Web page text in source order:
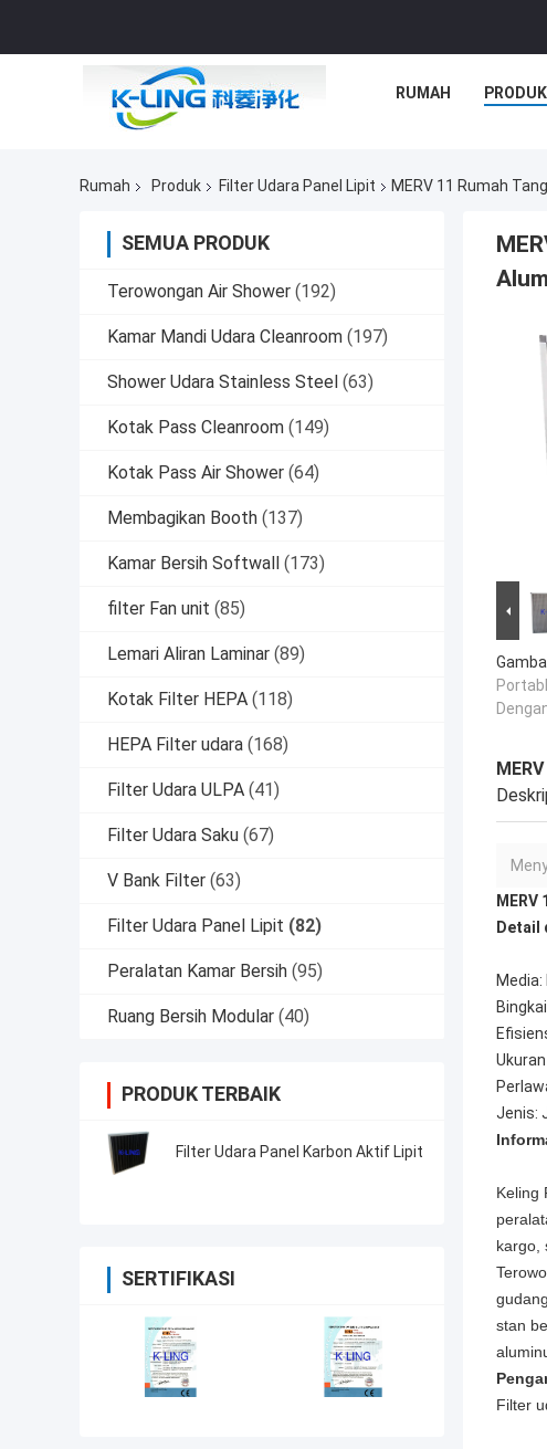
RUMAH PRODUK
Rumah Produk Filter Udara Panel Lipit MERV 11 Rumah
SEMUA PRODUK
Terowongan Air Shower (192)
Kamar Mandi Udara Cleanroom (197)
Shower Udara Stainless Steel (63)
Kotak Pass Cleanroom (149)
Kotak Pass Air Shower (64)
Membagikan Booth (137)
Kamar Bersih Softwall (173)
filter Fan unit (85)
Lemari Aliran Laminar (89)
Kotak Filter HEPA (118)
HEPA Filter udara (168)
Filter Udara ULPA (41)
Filter Udara Saku (67)
V Bank Filter (63)
Filter Udara Panel Lipit (82)
Peralatan Kamar Bersih (95)
Ruang Bersih Modular (40)
PRODUK TERBAIK
Filter Udara Panel Karbon Aktif Lipit
SERTIFIKASI
Detail
Jenis:
Keling
kargo,
stan
Filter